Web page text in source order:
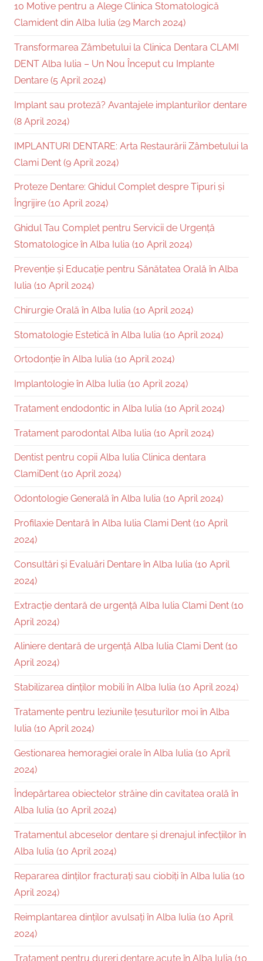
10 Motive pentru a Alege Clinica Stomatologică
Clamident din Alba Iulia (29 March 2024)
Transformarea Zâmbetului la Clinica Dentara CLAMI
DENT Alba Iulia – Un Nou Început cu Implante
Dentare (5 April 2024)
Implant sau proteză? Avantajele implanturilor dentare
(8 April 2024)
IMPLANTURI DENTARE: Arta Restaurării Zâmbetului la
Clami Dent (9 April 2024)
Proteze Dentare: Ghidul Complet despre Tipuri și
Îngrijire (10 April 2024)
Ghidul Tau Complet pentru Servicii de Urgență
Stomatologice în Alba Iulia (10 April 2024)
Prevenție și Educație pentru Sănătatea Orală în Alba
Iulia (10 April 2024)
Chirurgie Orală în Alba Iulia (10 April 2024)
Stomatologie Estetică în Alba Iulia (10 April 2024)
Ortodonție în Alba Iulia (10 April 2024)
Implantologie în Alba Iulia (10 April 2024)
Tratament endodontic in Alba Iulia (10 April 2024)
Tratament parodontal Alba Iulia (10 April 2024)
Dentist pentru copii Alba Iulia Clinica dentara
ClamiDent (10 April 2024)
Odontologie Generală în Alba Iulia (10 April 2024)
Profilaxie Dentară în Alba Iulia Clami Dent (10 April
2024)
Consultări și Evaluări Dentare în Alba Iulia (10 April
2024)
Extracție dentară de urgență Alba Iulia Clami Dent (10
April 2024)
Aliniere dentară de urgență Alba Iulia Clami Dent (10
April 2024)
Stabilizarea dinților mobili în Alba Iulia (10 April 2024)
Tratamente pentru leziunile țesuturilor moi în Alba
Iulia (10 April 2024)
Gestionarea hemoragiei orale în Alba Iulia (10 April
2024)
Îndepărtarea obiectelor străine din cavitatea orală în
Alba Iulia (10 April 2024)
Tratamentul abceselor dentare și drenajul infecțiilor în
Alba Iulia (10 April 2024)
Repararea dinților fracturați sau ciobiți în Alba Iulia (10
April 2024)
Reimplantarea dinților avulsați în Alba Iulia (10 April
2024)
Tratament pentru dureri dentare acute în Alba Iulia (10